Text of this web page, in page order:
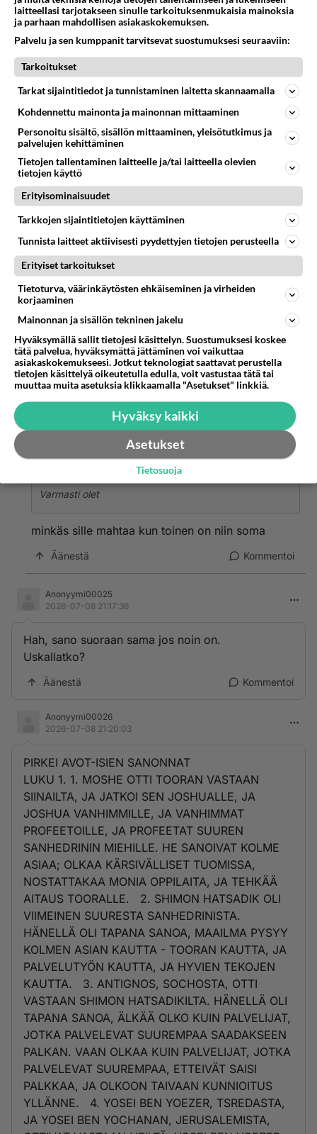
Anonyymi00020
2026-07-08 20:53:46
mutta olen ikuisesti I miehen fani
Äänestä Kommentoi
Anonyymi00022
2026-07-08 21:05:12
Varmasti olet
2026-07-08 21:06:03
kirjoitti:
Varmasti olet
minkäs sille mahtaa kun toinen on niin soma
Äänestä Kommentoi
Anonyymi00025
2026-07-08 21:17:36
Hah, sano suoraan sama jos noin on.
Uskallatko?
Äänestä Kommentoi
Anonyymi00026
2026-07-08 21:20:03
PIRKEI AVOT-ISIEN SANONNAT
LUKU 1. 1. MOSHE OTTI TOORAN VASTAAN
SIINAILTA, JA JATKOI SEN JOSHUALLE, JA
JOSHUA VANHIMMILLE, JA VANHIMMAT
PROFEETOILLE, JA PROFEETAT SUUREN
SANHEDRININ MIEHILLE. HE SANOIVAT KOLME
ASIAA; OLKAA KÄRSIVÄLLISET TUOMISSA,
NOSTATTAKAA MONIA OPPILAITA, JA TEHKÄÄ
AITAUS TOORALLE. 2. SHIMON HATSADIK OLI
VIIMEINEN SUURESTA SANHEDRINISTA.
HÄNELLÄ OLI TAPANA SANOA, MAAILMA PYSYY
KOLMEN ASIAN KAUTTA - TOORAN KAUTTA, JA
PALVELUTYÖN KAUTTA, JA HYVIEN TEKOJEN
KAUTTA. 3. ANTIGNOS, SOCHOSTA, OTTI
VASTAAN SHIMON HATSADIKILTA. HÄNELLÄ OLI
TAPANA SANOA, ÄLKÄÄ OLKO KUIN PALVELIJAT,
JOTKA PALVELEVAT SUUREMPAA SAADAKSEEN
PALKAN. VAAN OLKAA KUIN PALVELIJAT, JOTKA
PALVELEVAT SUUREMPAA, ETTEIVÄT SAISI
PALKKAA, JA OLKOON TAIVAAN KUNNIOITUS
YLLÄNNE. 4. YOSEI BEN YOEZER, TSREDASTA,
JA YOSEI BEN YOCHANAN, JERUSALEMISTA,
laitteellasi tarjotakseen sinulle tarkoituksenmukaisia mainoksia
ja parhaan mahdollisen asiakaskokemuksen.
Palvelu ja sen kumppanit tarvitsevat suostumuksesi seuraaviin:
Tarkoitukset
Tarkat sijaintitiedot ja tunnistaminen laitetta skannaamalla
Kohdennettu mainonta ja mainonnan mittaaminen
Personoitu sisältö, sisällön mittaaminen, yleisötutkimus ja
palvelujen kehittäminen
Tietojen tallentaminen laitteelle ja/tai laitteella olevien
tietojen käyttö
Erityisominaisuudet
Tarkkojen sijaintitietojen käyttäminen
Tunnista laitteet aktiivisesti pyydettyjen tietojen perusteella
Erityiset tarkoitukset
Tietoturva, väärinkäytösten ehkäiseminen ja virheiden
korjaaminen
Mainonnan ja sisällön tekninen jakelu
Hyväksymällä sallit tietojesi käsittelyn. Suostumuksesi koskee
tätä palvelua, hyväksymättä jättäminen voi vaikuttaa
asiakaskokemukseesi. Jotkut teknologiat saattavat perustella
tietojen käsittelyä oikeutetulla edulla, voit vastustaa tätä tai
muuttaa muita asetuksia klikkaamalla "Asetukset" linkkiä.
Hyväksy kaikki
Asetukset
Tietosuoja